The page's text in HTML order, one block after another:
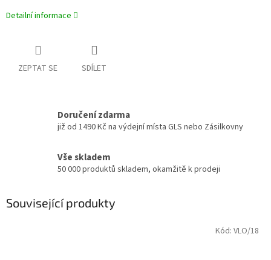
Detailní informace
ZEPTAT SE SDÍLET
Doručení zdarma
již od 1490 Kč na výdejní místa GLS nebo Zásilkovny
Vše skladem
50 000 produktů skladem, okamžitě k prodeji
Související produkty
Kód: VLO/18